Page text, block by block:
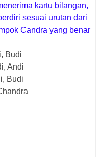
kartu bilangan,
sesuai urutan dari
Candra yang benar
Budi
Andi
Budi